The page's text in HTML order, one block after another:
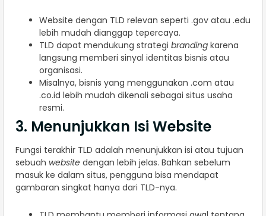
Website dengan TLD relevan seperti .gov atau .edu
lebih mudah dianggap tepercaya.
TLD dapat mendukung strategi branding karena
langsung memberi sinyal identitas bisnis atau
organisasi.
Misalnya, bisnis yang menggunakan .com atau
.co.id lebih mudah dikenali sebagai situs usaha
resmi.
3. Menunjukkan Isi Website
Fungsi terakhir TLD adalah menunjukkan isi atau tujuan
sebuah website dengan lebih jelas. Bahkan sebelum
masuk ke dalam situs, pengguna bisa mendapat
gambaran singkat hanya dari TLD-nya.